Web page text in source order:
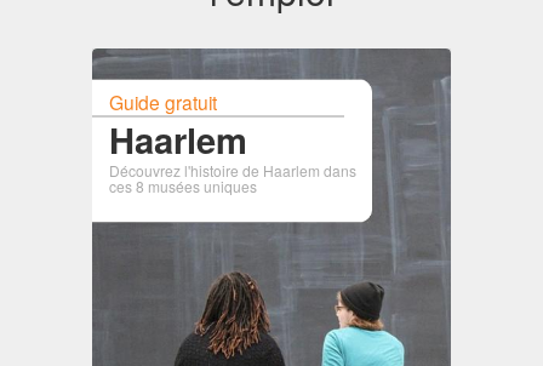
Guide gratuit
Haarlem
Découvrez l'histoire de Haarlem dans
ces 8 musées uniques